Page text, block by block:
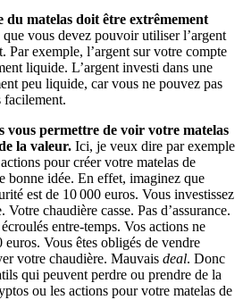
du matelas doit être extrêmement
que vous devez pouvoir utiliser l’argent
Par exemple, l’argent sur votre compte
liquide. L’argent investi dans une
peu liquide, car vous ne pouvez pas
facilement.
vous permettre de voir votre matelas
la valeur. Ici, je veux dire par exemple
pour créer votre matelas de
bonne idée. En effet, imaginez que
est de 10 000 euros. Vous investissez
chaudière casse. Pas d’assurance.
entre-temps. Vos actions ne
Vous êtes obligés de vendre
votre chaudière. Mauvais deal. Donc
qui peuvent perdre ou prendre de la
ou les actions pour votre matelas de